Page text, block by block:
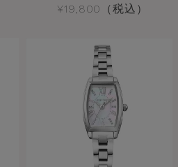
¥19,800（税込）